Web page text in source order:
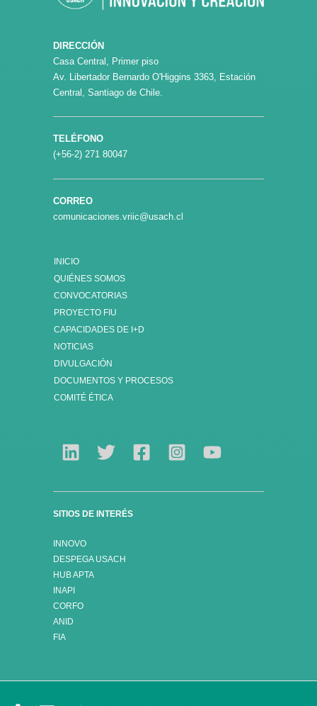
DIRECCIÓN
Casa Central, Primer piso
Av. Libertador Bernardo O'Higgins 3363, Estación
Central, Santiago de Chile.
TELÉFONO
(+56-2) 271 80047
CORREO
comunicaciones.vriic@usach.cl
INICIO
QUIÉNES SOMOS
CONVOCATORIAS
PROYECTO FIU
CAPACIDADES DE I+D
NOTICIAS
DIVULGACIÓN
DOCUMENTOS Y PROCESOS
COMITÉ ÉTICA
SITIOS DE INTERÉS
INNOVO
DESPEGA USACH
HUB APTA
INAPI
CORFO
ANID
FIA